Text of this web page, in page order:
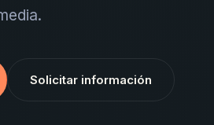
Solicitar información